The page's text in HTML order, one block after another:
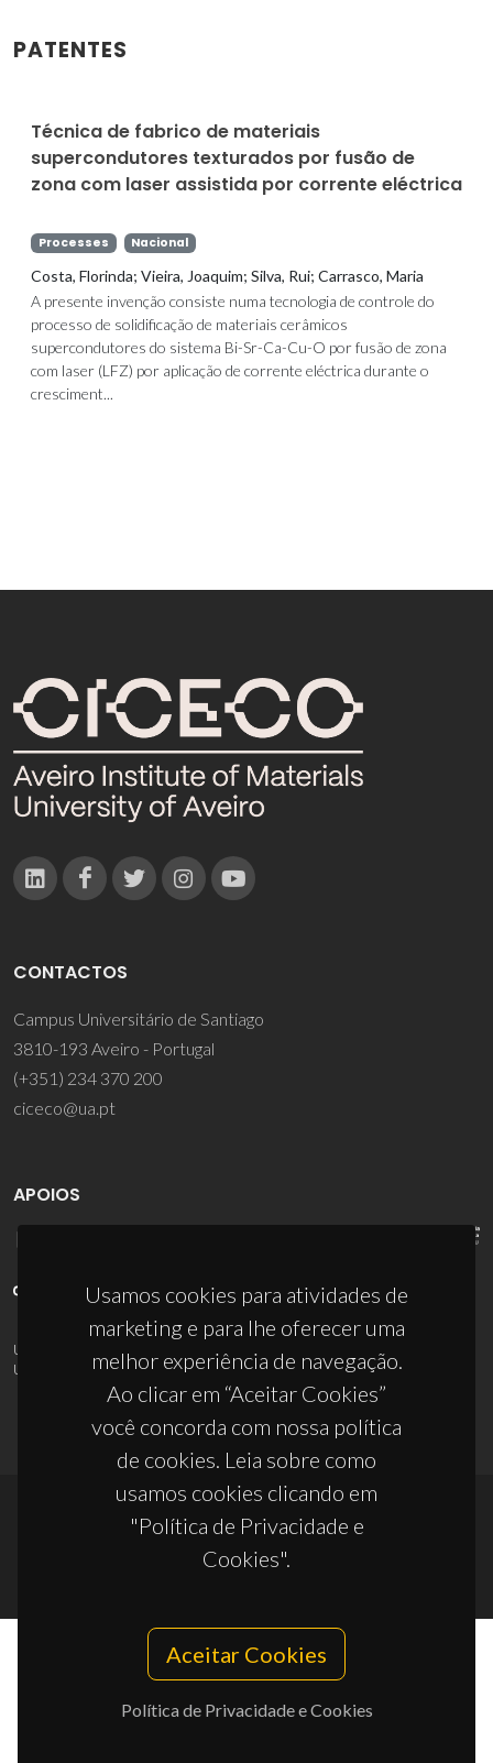
PATENTES
Técnica de fabrico de materiais
supercondutores texturados por fusão de
zona com laser assistida por corrente eléctrica
Processes Nacional
Costa, Florinda; Vieira, Joaquim; Silva, Rui; Carrasco, Maria
A presente invenção consiste numa tecnologia de controle do
processo de solidificação de materiais cerâmicos
supercondutores do sistema Bi-Sr-Ca-Cu-O por fusão de zona
com laser (LFZ) por aplicação de corrente eléctrica durante o
cresciment...
Usamos cookies para atividades de
marketing e para lhe oferecer uma
melhor experiência de navegação.
Ao clicar em “Aceitar Cookies”
você concorda com nossa política
de cookies. Leia sobre como
usamos cookies clicando em
"Política de Privacidade e
Cookies".
Aceitar Cookies
Política de Privacidade e Cookies
CONTACTOS
Campus Universitário de Santiago
3810-193 Aveiro - Portugal
(+351) 234 370 200
ciceco@ua.pt
APOIOS
UID/PRR/50011/2025 10.54499/UID/PRR/50011/2025
) &
UID/PRR2/50011/2025 (DOI:10.54499/UID/PRR2/50011/2025)
© 2026, CICECO
Privacy Policy